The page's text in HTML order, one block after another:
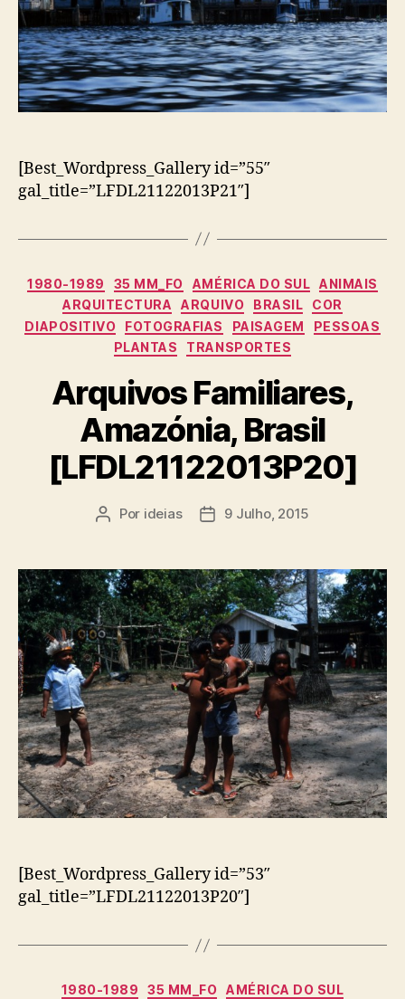
[Best_Wordpress_Gallery id=”55″
gal_title=”LFDL21122013P21″]
Categorias
1980-1989 35 MM_FO AMÉRICA DO SUL ANIMAIS
ARQUITECTURA
ARQUIVO BRASIL
COR
DIAPOSITIVO
FOTOGRAFIAS PAISAGEM
PESSOAS
PLANTAS
TRANSPORTES
Arquivos Familiares,
Amazónia, Brasil
[LFDL21122013P20]
Autor
Por ideias
Data9 Julho, 2015
[Best_Wordpress_Gallery id=”53″
gal_title=”LFDL21122013P20″]
Categorias
1980-1989 35 MM_FO
AMÉRICA DO SUL